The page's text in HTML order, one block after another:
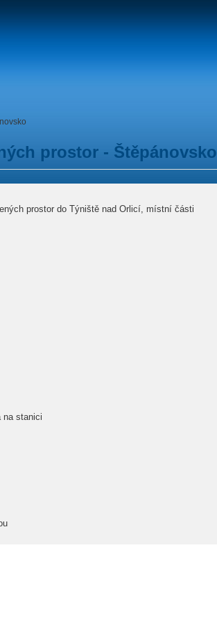
prostor - Štěpánovsko
prostor do Týniště nad Orlicí, místní části
na stanici